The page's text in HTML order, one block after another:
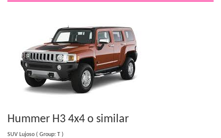
Hummer H3 4x4 o similar
SUV Lujoso ( Group: T )